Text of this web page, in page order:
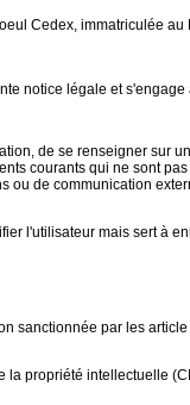
Cedex, immatriculée
notice légale et s'engage
de se renseigner sur
courants qui ne sont
ou de communication
l'utilisateur mais sert à
sanctionnée par les
la propriété intellectuelle